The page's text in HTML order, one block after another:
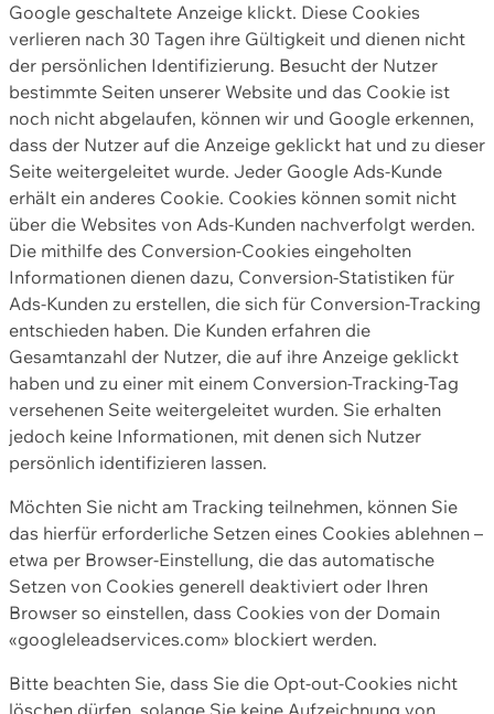
Google geschaltete Anzeige klickt. Diese Cookies
verlieren nach 30 Tagen ihre Gültigkeit und dienen nicht
der persönlichen Identifizierung. Besucht der Nutzer
bestimmte Seiten unserer Website und das Cookie ist
noch nicht abgelaufen, können wir und Google erkennen,
dass der Nutzer auf die Anzeige geklickt hat und zu dieser
Seite weitergeleitet wurde. Jeder Google Ads-Kunde
erhält ein anderes Cookie. Cookies können somit nicht
über die Websites von Ads-Kunden nachverfolgt werden.
Die mithilfe des Conversion-Cookies eingeholten
Informationen dienen dazu, Conversion-Statistiken für
Ads-Kunden zu erstellen, die sich für Conversion-Tracking
entschieden haben. Die Kunden erfahren die
Gesamtanzahl der Nutzer, die auf ihre Anzeige geklickt
haben und zu einer mit einem Conversion-Tracking-Tag
versehenen Seite weitergeleitet wurden. Sie erhalten
jedoch keine Informationen, mit denen sich Nutzer
persönlich identifizieren lassen.
Möchten Sie nicht am Tracking teilnehmen, können Sie
das hierfür erforderliche Setzen eines Cookies ablehnen –
etwa per Browser-Einstellung, die das automatische
Setzen von Cookies generell deaktiviert oder Ihren
Browser so einstellen, dass Cookies von der Domain
«googleleadservices.com» blockiert werden.
Bitte beachten Sie, dass Sie die Opt-out-Cookies nicht